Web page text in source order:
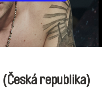
(Česká republika)